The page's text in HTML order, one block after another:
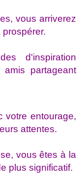
vous arriverez
d'inspiration
amis partageant
votre entourage,
attentes.
vous êtes à la
plus significatif.